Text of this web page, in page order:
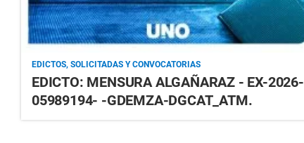
EDICTOS, SOLICITADAS Y CONVOCATORIAS
EDICTO: MENSURA ALGAÑARAZ - EX-2026-
05989194- -GDEMZA-DGCAT_ATM.